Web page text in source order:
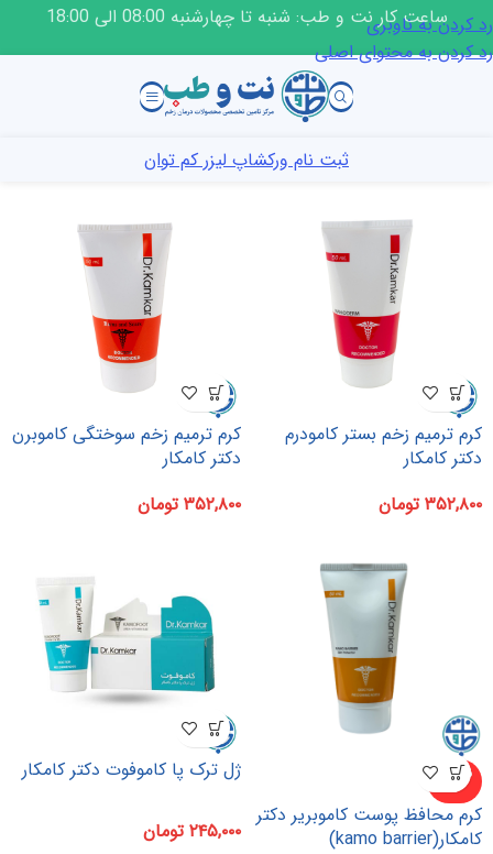
رد کردن به ناوبری
رد کردن به محتوای اصلی
ساعت کار نت و طب: شنبه تا چهارشنبه 08:00 الی 18:00
ثبت نام ورکشاپ لیزر کم توان
کرم ترمیم زخم بستر کامودرم
دکتر کامکار
۳۵۲,۸۰۰ تومان
کرم ترمیم زخم سوختگی کاموبرن
دکتر کامکار
۳۵۲,۸۰۰ تومان
ناموجو
د
کرم محافظ پوست کاموبریر دکتر
کامکار(kamo barrier)
ژل ترک پا کاموفوت دکتر کامکار
۲۴۵,۰۰۰ تومان